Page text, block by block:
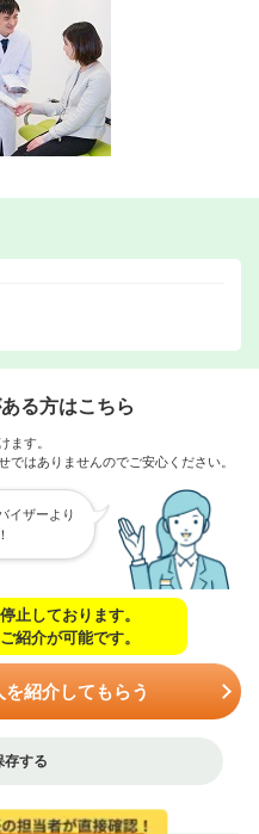
る方はこちら
ます。
はありませんのでご安心ください。
イザーより
止しております。
紹介が可能です。
紹介してもらう
存する